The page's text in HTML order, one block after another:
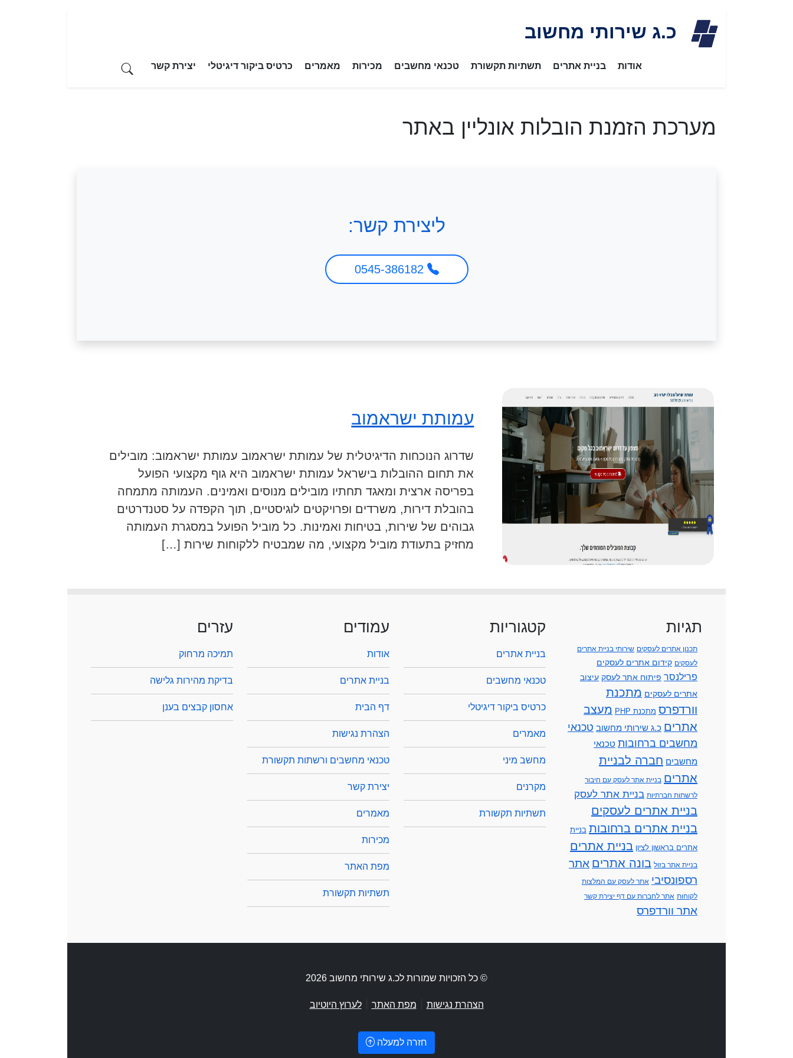
content
כ.ג שירותי מחשוב
אודות בניית אתרים תשתיות תקשורת טכנאי מחשבים מכירות מאמרים כרטיס ביקור דיגיטלי יצירת קשר
מערכת הזמנת הובלות אונליין באתר
ליצירת קשר:
עמותת ישראמוב
שדרוג הנוכחות הדיגיטלית של עמותת ישראמוב עמותת ישראמוב: מובילים
את תחום ההובלות בישראל עמותת ישראמוב היא גוף מקצועי הפועל
בפריסה ארצית ומאגד תחתיו מובילים מנוסים ואמינים. העמותה מתמחה
בהובלת דירות, משרדים ופרויקטים לוגיסטיים, תוך הקפדה על סטנדרטים
גבוהים של שירות, בטיחות ואמינות. כל מוביל הפועל במסגרת העמותה
מחזיק בתעודת מוביל מקצועי, מה שמבטיח ללקוחות שירות […]
תגיות
תכנון אתרים לעסקים שירותי בניית אתרים
לעסקים קידום אתרים לעסקים
פרילנסר פיתוח אתר לעסק עיצוב
אתרים לעסקים מתכנת
וורדפרס מתכנת PHP
מעצב
אתרים כ.ג שירותי מחשוב טכנאי
מחשבים ברחובות טכנאי
מחשבים חברה לבניית
אתרים בניית אתר לעסק עם חיבור
לרשתות חברתיות בניית אתר לעסק
בניית אתרים לעסקים
בניית אתרים ברחובות בניית
אתרים בראשון לציון בניית אתרים
בניית אתר בזול בונה אתרים אתר
רספונסיבי אתר לעסק עם המלצות
לקוחות אתר לחברות עם דף יצירת קשר
אתר וורדפרס
קטגוריות
בניית אתרים
טכנאי מחשבים
כרטיס ביקור דיגיטלי
מאמרים
מחשב מיני
מקרנים
תשתיות תקשורת
עמודים
אודות
בניית אתרים
דף הבית
הצהרת נגישות
טכנאי מחשבים ורשתות תקשורת
יצירת קשר
מאמרים
מכירות
מפת האתר
תשתיות תקשורת
עזרים
תמיכה מרחוק
בדיקת מהירות גלישה
אחסון קבצים בענן
© כל הזכויות שמורות לכ.ג שירותי מחשוב 2026
הצהרת נגישות מפת האתר |לערוץ היוטיוב
חזרה למעלה